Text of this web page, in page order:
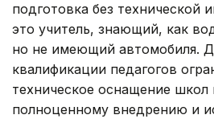
подготовка без технической
это учитель, знающий, как
но не имеющий автомобиля.
квалификации педагогов
техническое оснащение школ
полноценному внедрению и